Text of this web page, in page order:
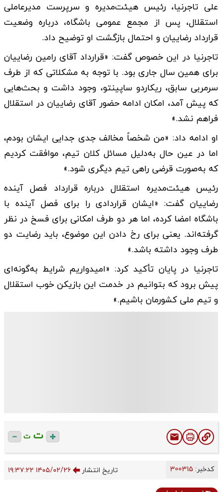
علی تاجرنیا، رئیس هیئت‌مدیره و سرپرست مدیرعاملی
استقلال، پس از مجمع عمومی باشگاه، درباره وضعیت
قرارداد رضاییان و احتمال بازگشت او توضیح داد.
تاجرنیا در این خصوص گفت: «قرارداد آقای رامین رضاییان
برای همین سال جاری بود. با توجه به مشکلاتی که از طرف
سرمربی سابق، ریکاردو ساپینتو، وجود داشت و بحث‌هایی
که پیش آمد، امکان ادامه حضور آقای رضاییان در استقلال
فراهم نشد.»
او ادامه داد: «من شخصاً مخالف جدی جدایی ایشان بودم،
اما در عین حال به‌دلیل مسائل کلان تیم، موافقت کردیم
که به‌صورت قرضی راهی تیم دیگری شود.»
رئیس هیئت‌مدیره استقلال درباره قرارداد فصل آینده
رضاییان گفت: «ایشان قراردادی را برای فصل آینده با
باشگاه امضا کرده، اما هر دو طرف امکانی برای فسخ در نظر
گرفته‌اند. یعنی برای رخ دادن این موضوع، باید رضایت دو
طرف وجود داشته باشد.»
تاجرنیا در پایان تأکید کرد: «امیدواریم شرایط به‌گونه‌ای
پیش برود که بتوانیم در خدمت این بازیکن خوب استقلال
و تیم ملی کشورمان باشیم.»
ت ت
کدخبر: تاریخ انتشار ۱۴۰۵/۰۲/۲۶ ۱۹:۳۷:۲۲